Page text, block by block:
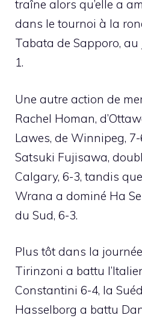
traîne alors qu’elle a
dans le tournoi à la
Tabata de Sapporo, au
1.
Une autre action de
Rachel Homan,
Lawes, de Winnipeg,
Satsuki Fujisawa,
Calgary, 6-3, tandis
Wrana a dominé Ha
du Sud, 6-3.
Plus tôt dans la
Tirinzoni a battu
Constantini 6-4, la
Hasselborg a battu